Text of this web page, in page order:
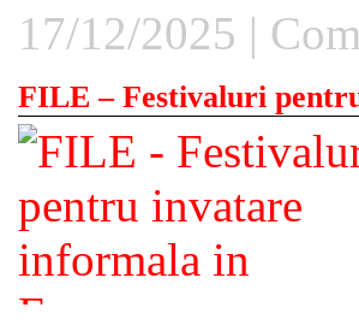
17/12/2025 |
FILE – Festivaluri